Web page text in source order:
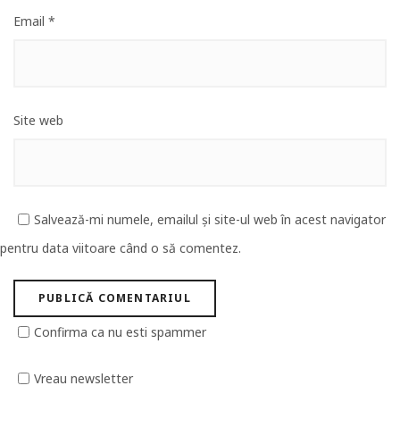
Email *
Site web
Salvează-mi numele, emailul și site-ul web în acest navigator
pentru data viitoare când o să comentez.
Confirma ca nu esti spammer
Vreau newsletter